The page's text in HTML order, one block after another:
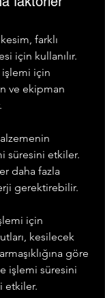
farklı
için kullanılır.
için
ve ekipman
süresini etkiler.
daha fazla
gerektirebilir.
için
kesilecek
göre
işlemi süresini
etkiler.